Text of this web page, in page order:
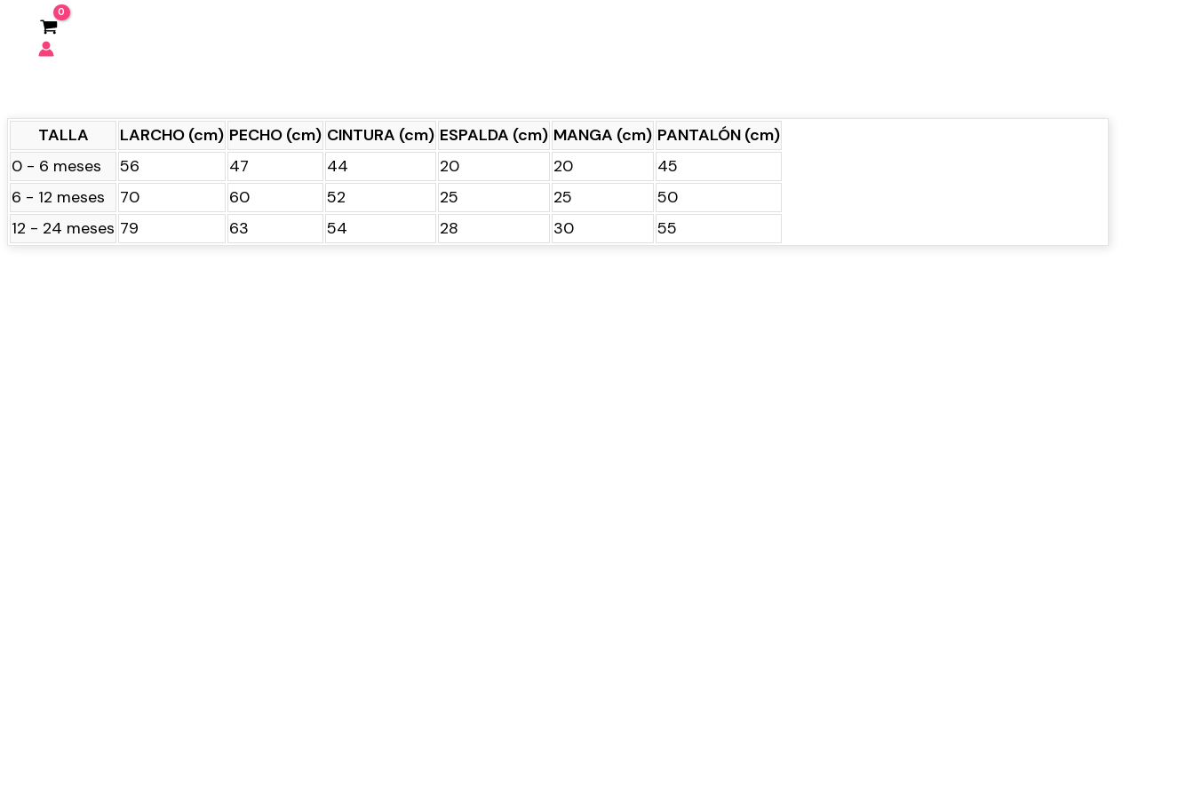
TALLA LARCHO (cm) PECHO (cm) CINTURA (cm) ESPALDA (cm) MANGA (cm) PANTALÓN (cm)
0 - 6 meses
56 47 44 20 20
45
6 - 12 meses
70 60 52 25 25
50
12 - 24 meses 79 63 54 28 30 55